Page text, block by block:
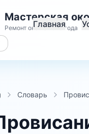
Мастерская
Ремонт окон с 2015 года
Главная
Словарь